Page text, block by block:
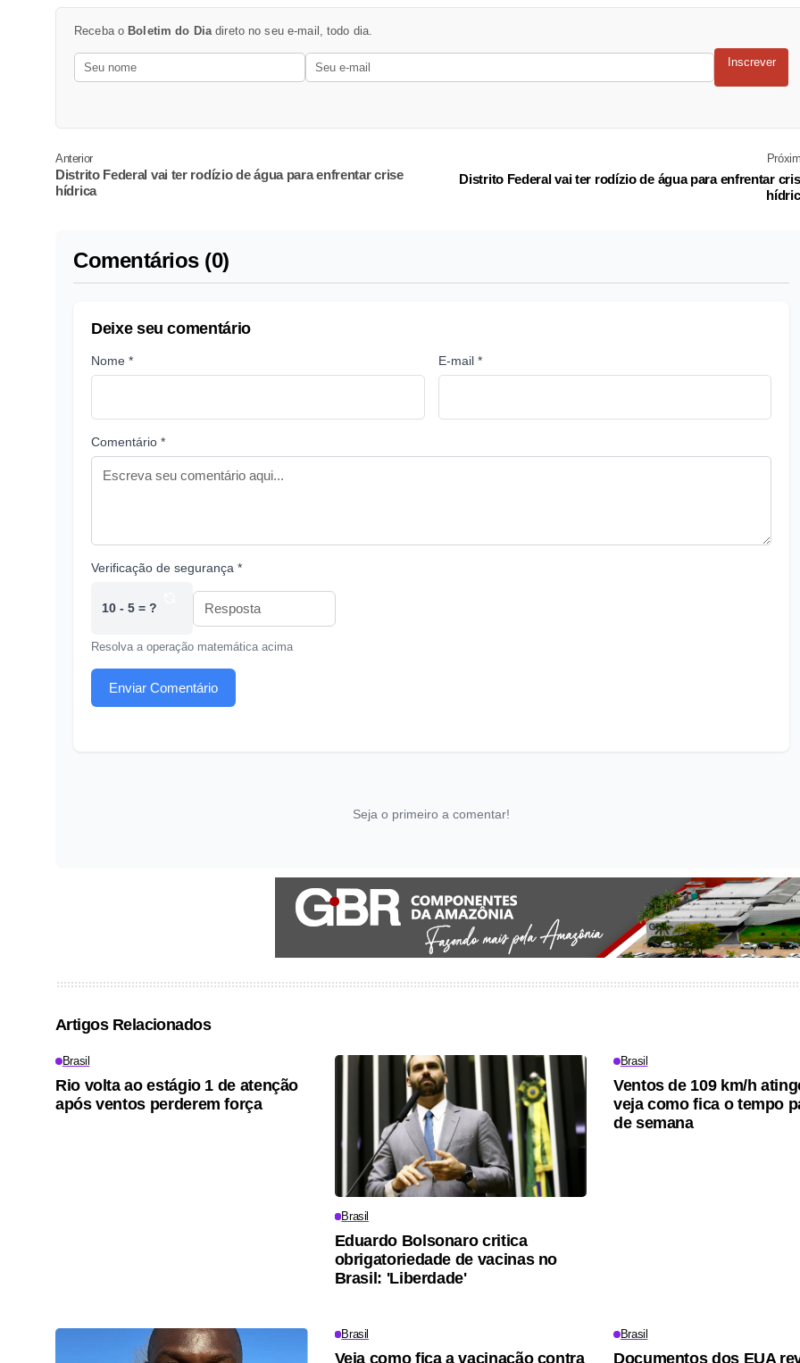
Receba o Boletim do Diadireto no seu e-mail, todo dia.
Inscrever
Anterior
Distrito Federal vai ter rodízio de água para enfrentar crise
hídrica
Distrito Federal vai ter rodízio de água para enfrentar
Comentários (0)
Deixe seu comentário
Nome * E-mail *
Comentário *
Verificação de segurança *
10 - 5 = ?
Resolva a operação matemática acima
Enviar Comentário
Seja o primeiro a comentar!
Artigos Relacionados
Brasil
Rio volta ao estágio 1 de atenção
após ventos perderem força
Brasil
Eduardo Bolsonaro critica
obrigatoriedade de vacinas no
Brasil: 'Liberdade'
Brasil
Ventos de 109 km/h
veja como fica o tempo
de semana
Brasil
Veja como fica a vacinação contra
Brasil
Documentos dos EUA